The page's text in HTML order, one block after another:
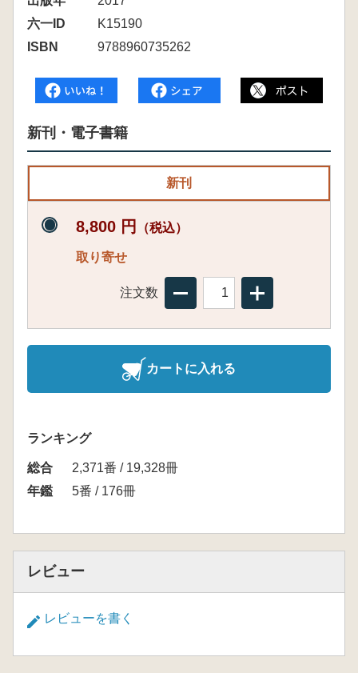
六一ID
K15190
ISBN
9788960735262
新刊・電子書籍
新刊
8,800 円 （税込）
取り寄せ
注文数
カートに入れる
ランキング
総合
2,371番 / 19,328冊
年鑑
5番 / 176冊
レビュー
レビューを書く